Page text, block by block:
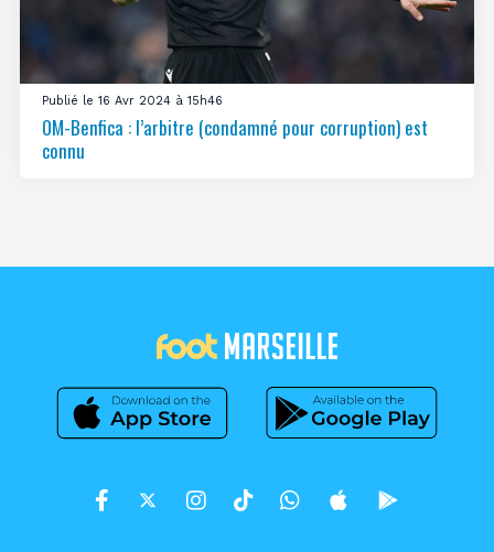
Publié le 16 Avr 2024 à 15h46
OM-Benfica : l’arbitre (condamné pour corruption) est
connu